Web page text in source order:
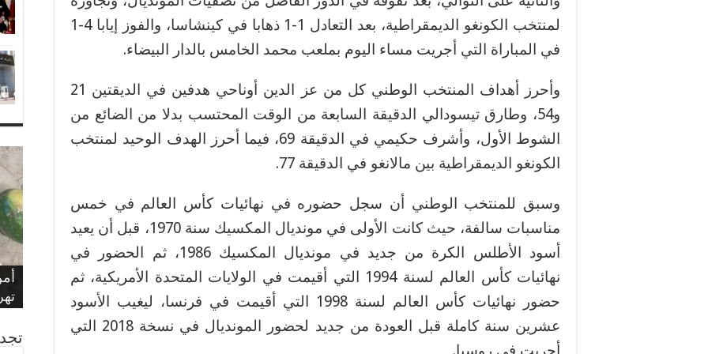
لمنتخب الكونغو الديمقراطية، بعد التعادل 1-1 ذهابا في كينشاسا، والفوز إيابا 4-1
في المباراة التي أجريت مساء اليوم بملعب محمد الخامس بالدار البيضاء.
وأحرز أهداف المنتخب الوطني كل من عز الدين أوناحي هدفين في الديقتين 21
و54، وطارق تيسودالي الدقيقة السابعة من الوقت المحتسب بدلا من الضائع من
الشوط الأول، وأشرف حكيمي في الدقيقة 69، فيما أحرز الهدف الوحيد لمنتخب
الكونغو الديمقراطية بين مالانغو في الدقيقة 77.
وسبق للمنتخب الوطني أن سجل حضوره في نهائيات كأس العالم في خمس
مناسبات سالفة، حيث كانت الأولى في مونديال المكسيك سنة 1970، قبل أن يعيد
أسود الأطلس الكرة من جديد في مونديال المكسيك 1986، ثم الحضور في
نهائيات كأس العالم لسنة 1994 التي أقيمت في الولايات المتحدة الأمريكية، ثم
حضور نهائيات كأس العالم لسنة 1998 التي أقيمت في فرنسا، ليغيب الأسود
عشرين سنة كاملة قبل العودة من جديد لحضور المونديال في نسخة 2018 التي
تهريب